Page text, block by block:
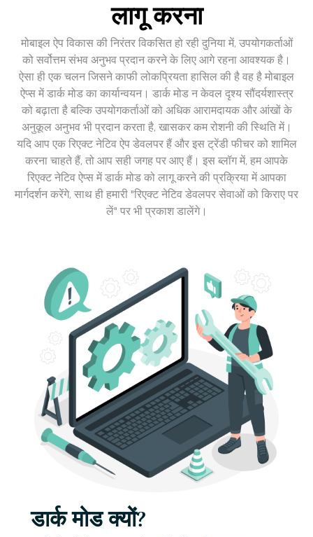
लागू करना
मोबाइल ऐप विकास की निरंतर विकसित हो रही दुनिया में, उपयोगकर्ताओं
को सर्वोत्तम संभव अनुभव प्रदान करने के लिए आगे रहना आवश्यक है।
ऐसा ही एक चलन जिसने काफी लोकप्रियता हासिल की है वह है मोबाइल
ऐप्स में डार्क मोड का कार्यान्वयन। डार्क मोड न केवल दृश्य सौंदर्यशास्त्र
को बढ़ाता है बल्कि उपयोगकर्ताओं को अधिक आरामदायक और आंखों के
अनुकूल अनुभव भी प्रदान करता है, खासकर कम रोशनी की स्थिति में।
यदि आप एक रिएक्ट नेटिव ऐप डेवलपर हैं और इस ट्रेंडी फीचर को शामिल
करना चाहते हैं, तो आप सही जगह पर आए हैं। इस ब्लॉग में, हम आपके
रिएक्ट नेटिव ऐप्स में डार्क मोड को लागू करने की प्रक्रिया में आपका
मार्गदर्शन करेंगे, साथ ही हमारी "रिएक्ट नेटिव डेवलपर सेवाओं को किराए पर
लें" पर भी प्रकाश डालेंगे।
डार्क मोड क्यों?